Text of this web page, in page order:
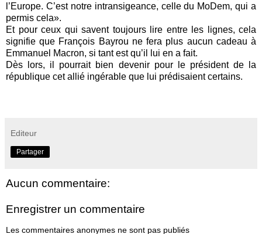
l’Europe. C’est notre intransigeance, celle du MoDem, qui a
permis cela».
Et pour ceux qui savent toujours lire entre les lignes, cela
signifie que François Bayrou ne fera plus aucun cadeau à
Emmanuel Macron, si tant est qu’il lui en a fait.
Dès lors, il pourrait bien devenir pour le président de la
république cet allié ingérable que lui prédisaient certains.
Editeur
Partager
Aucun commentaire:
Enregistrer un commentaire
Les commentaires anonymes ne sont pas publiés